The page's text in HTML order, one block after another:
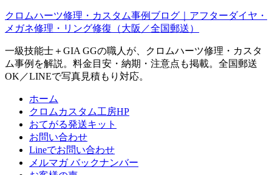
クロムハーツ修理・カスタム事例ブログ｜アフターダイヤ・
メガネ修理・リング修復（大阪／全国郵送）
一級技能士＋GIA GGの職人が、クロムハーツ修理・カスタ
ム事例を解説。料金目安・納期・注意点も掲載。全国郵送
OK／LINEで写真見積もり対応。
ホーム
クロムカスタム工房HP
おてがる発送キット
お問い合わせ
Lineでお問い合わせ
メルマガ バックナンバー